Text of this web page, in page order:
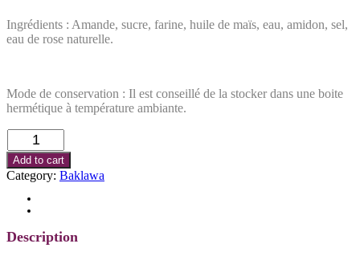
Ingrédients : Amande, sucre, farine, huile de maïs, eau, amidon, sel,
eau de rose naturelle.
Mode de conservation : Il est conseillé de la stocker dans une boite
hermétique à température ambiante.
Baklawa
Amande
100g
quantity
Add to cart
Category: Baklawa
Description